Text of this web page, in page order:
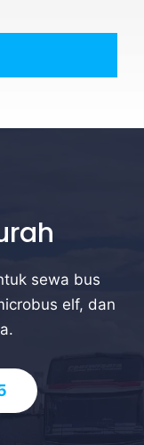
sewa bus
elf, dan